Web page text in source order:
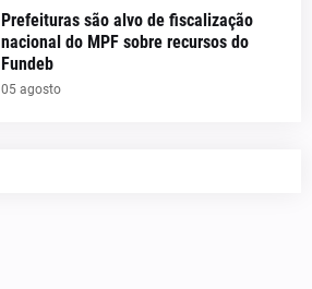
Prefeituras são alvo de fiscalização
nacional do MPF sobre recursos do
Fundeb
05 agosto